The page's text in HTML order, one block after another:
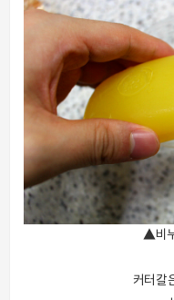
▲비
커터칼